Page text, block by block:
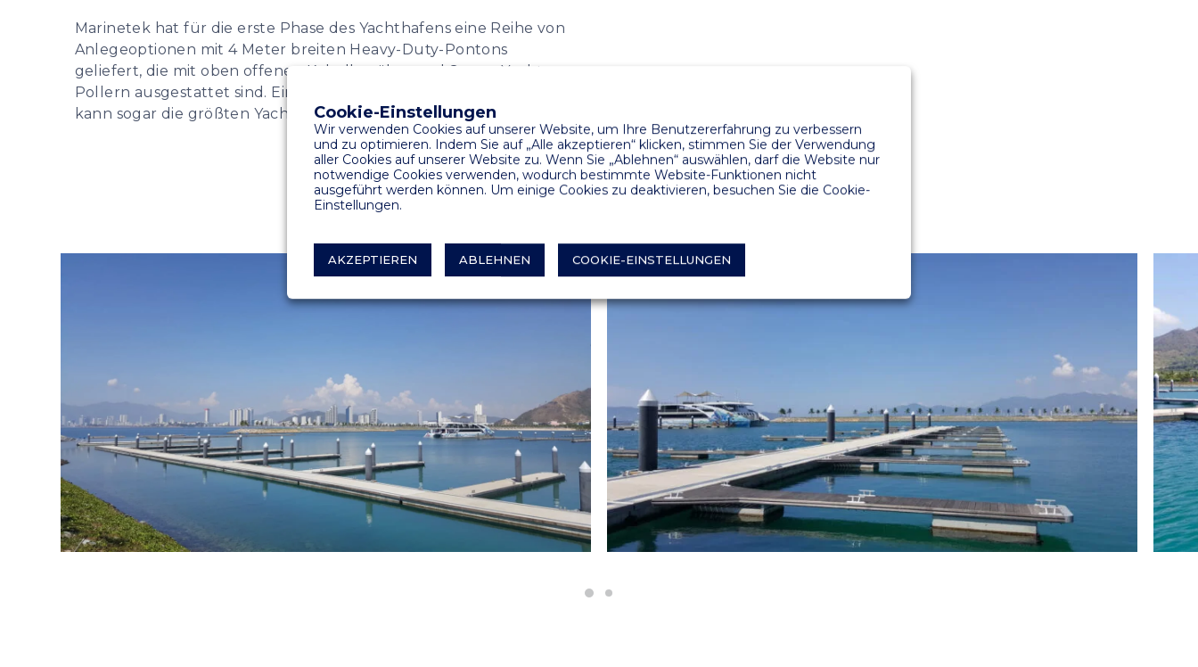
Marinetek hat für die erste Phase des Yachthafens eine Reihe von
Anlegeoptionen mit 4 Meter breiten Heavy-Duty-Pontons
geliefert, die mit oben offenen Kabelkanälen und Super-Yacht-
Pollern ausgestattet sind. Ein speziell entwickelter Tankponton
kann sogar die größten Yachten versorgen.Cookie-Einstellungen
Wir verwenden Cookies auf unserer Website, um Ihre Benutzererfahrung zu verbessern
und zu optimieren. Indem Sie auf „Alle akzeptieren“ klicken, stimmen Sie der Verwendung
aller Cookies auf unserer Website zu. Wenn Sie „Ablehnen“ auswählen, darf die Website nur
notwendige Cookies verwenden, wodurch bestimmte Website-Funktionen nicht
ausgeführt werden können. Um einige Cookies zu deaktivieren, besuchen Sie die Cookie-
Einstellungen.
AKZEPTIEREN ABLEHNEN COOKIE-EINSTELLUNGEN